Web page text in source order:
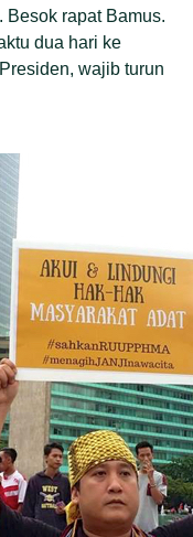
Besok rapat Bamus.
dua hari ke
wajib turun